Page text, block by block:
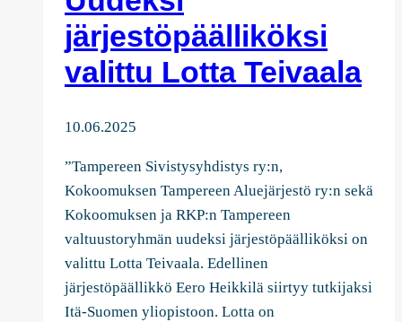
ja
mahdollisuuksia
tulevaisuuden
järjestöpäälliköksi
valittu Lotta Teivaala
10.06.2025
”Tampereen Sivistysyhdistys ry:n,
Kokoomuksen Tampereen Aluejärjestö ry:n sekä
Kokoomuksen ja RKP:n Tampereen
valtuustoryhmän uudeksi järjestöpäälliköksi on
valittu Lotta Teivaala. Edellinen
järjestöpäällikkö Eero Heikkilä siirtyy tutkijaksi
Itä-Suomen yliopistoon. Lotta on